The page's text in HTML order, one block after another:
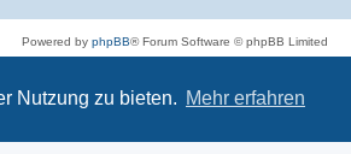
Nutzung zu bieten. Mehr erfahren
Powered by phpBB® Forum Software © phpBB Limited